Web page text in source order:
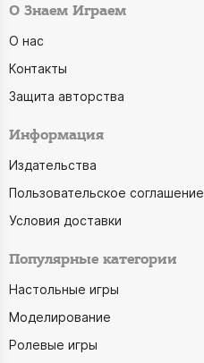
О Знаем Играем
О нас
Контакты
Защита авторства
Информация
Издательства
Пользовательское соглашение
Условия доставки
Популярные категории
Настольные игры
Моделирование
Ролевые игры